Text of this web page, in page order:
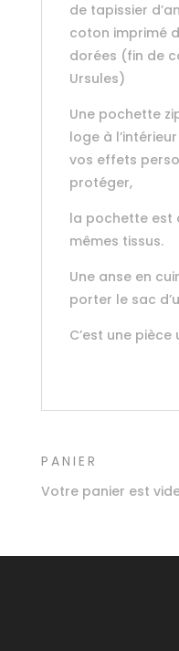
de tapissier
coton imprimé
dorées (fin de
Ursules)
Une pochette
loge à
vos effets
protéger,
la pochette est
mêmes tissus.
Une anse en
porter le sac
C’est une pièce
PANIER
Votre panier est